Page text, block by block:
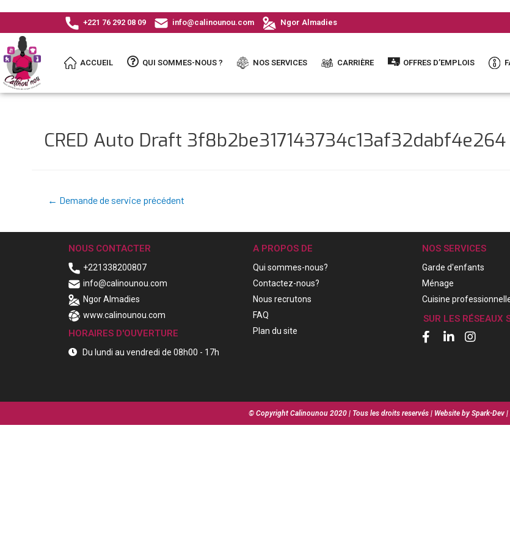
+221 76 292 08 09 info@calinounou.com Ngor Almadies
ACCUEIL QUI SOMMES-NOUS ? NOS SERVICES CARRIÈRE OFFRES D’EMPLOIS
CRED Auto Draft 3f8b2be317143734c13af32dabf4e264
← Demande de service précédent
NOUS CONTACTER
+221338200807
info@calinounou.com
Ngor Almadies
www.calinounou.com
HORAIRES D'OUVERTURE
Du lundi au vendredi de 08h00 - 17h
A PROPOS DE
Qui sommes-nous?
Contactez-nous?
Nous recrutons
FAQ
Plan du site
NOS SERVICES
Garde d'enfants
Ménage
Cuisine
SUR LES RÉSEAUX
© Copyright Calinounou 2020 | Tous les droits reservés | Website by Spark-Dev |